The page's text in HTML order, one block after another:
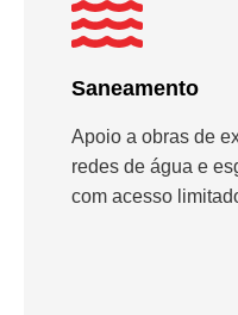
Saneamento
Apoio a obras de
redes de água e
com acesso